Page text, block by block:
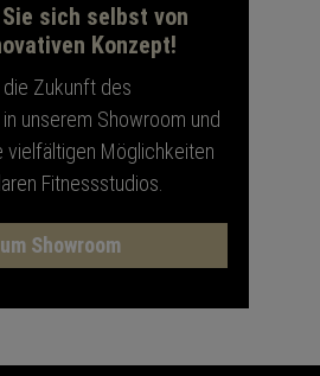
sich selbst von
Konzept!
Zukunft des
unserem Showroom und
vielfältigen Möglichkeiten
Fitnessstudios.
Showroom